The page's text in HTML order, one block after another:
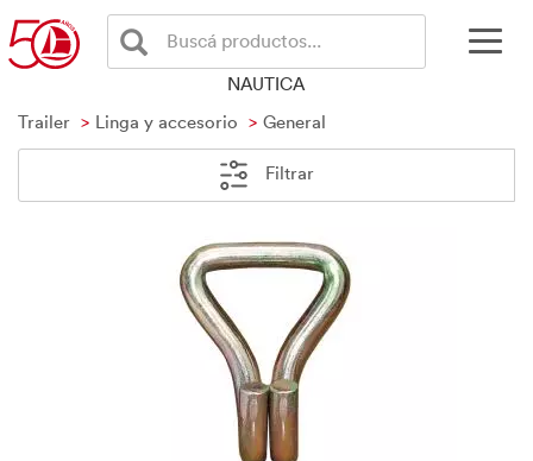
Buscá productos...
NAUTICA
Trailer
Linga y accesorio General
Filtrar